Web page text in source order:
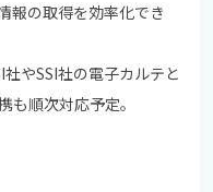
報の取得を効率化でき
やSSI社の電子カルテと
も順次対応予定。